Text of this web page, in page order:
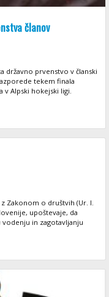
članov
državno prvenstvo v članski
tekem finala
v Alpski hokejski ligi.
z Zakonom o društvih (Ur. l.
upoštevaje, da
in zagotavljanju